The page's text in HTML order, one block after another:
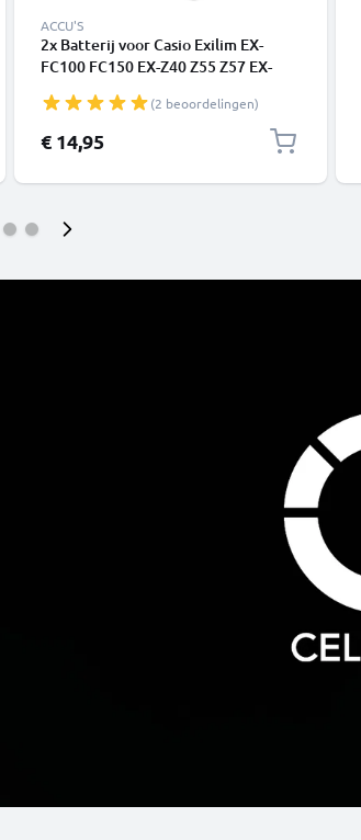
ACCU'S
2x Batterij voor Casio Exilim EX-
FC100 FC150 EX-Z40 Z55 Z57 EX-
CELLONIC
(2 beoordelingen)
€ 14,95